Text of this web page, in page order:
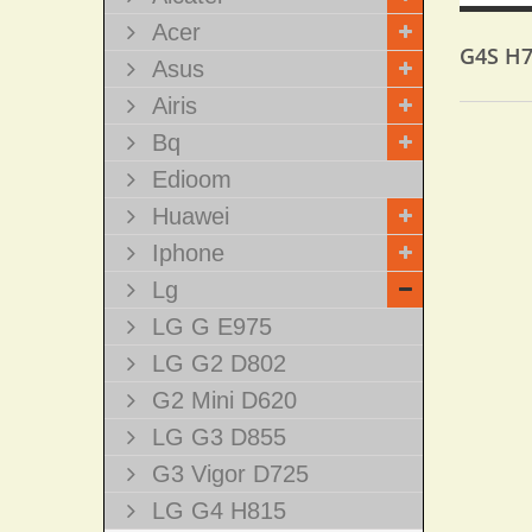
Acer
Asus
Airis
Bq
Edioom
Huawei
Iphone
Lg
LG G E975
LG G2 D802
G2 Mini D620
LG G3 D855
G3 Vigor D725
LG G4 H815
G4S